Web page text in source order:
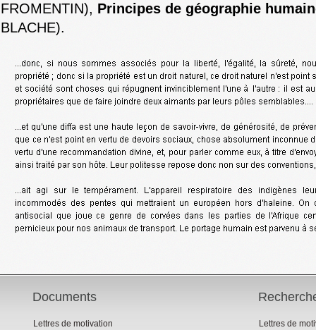
FROMENTIN), Principes de géographie
BLACHE).
Documents
Lettres de motivation Lettres de